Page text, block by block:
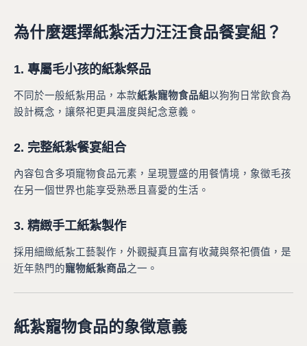
為什麼選擇紙紮活力汪汪食品餐宴組？
1. 專屬毛小孩的紙紮祭品
不同於一般紙紮用品，本款紙紮寵物食品組以狗狗日常飲食為
設計概念，讓祭祀更具溫度與紀念意義。
2. 完整紙紮餐宴組合
內容包含多項寵物食品元素，呈現豐盛的用餐情境，象徵毛孩
在另一個世界也能享受熟悉且喜愛的生活。
3. 精緻手工紙紮製作
採用細緻紙紮工藝製作，外觀擬真且富有收藏與祭祀價值，是
近年熱門的寵物紙紮商品之一。
紙紮寵物食品的象徵意義